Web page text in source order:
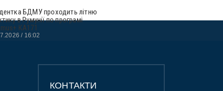
БДМУ проходить літню
в Румунії по програмі
KA171
16:02
КОНТАКТИ